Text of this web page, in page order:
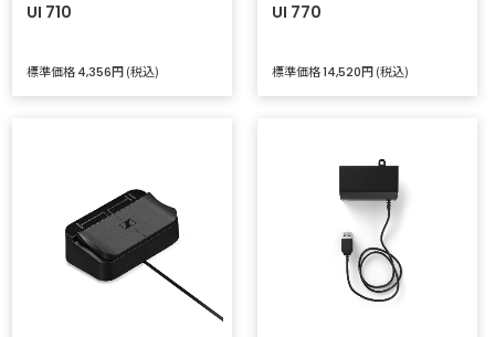
UI 710
標準価格4,356円 (税込)
UI 770
標準価格14,520円 (税込)